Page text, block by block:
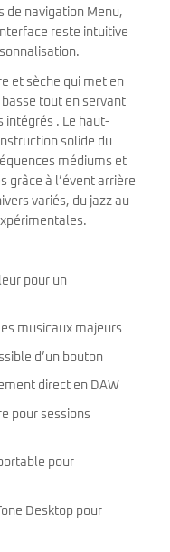
de navigation Menu,
reste intuitive
et sèche qui met en
tout en servant
intégrés . Le haut-
solide du
médiums et
grâce à l’évent arrière
variés, du jazz au
pour un
musicaux majeurs
d’un bouton
direct en DAW
pour sessions
pour
Desktop pour